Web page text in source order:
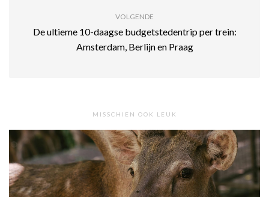
VOLGENDE
De ultieme 10-daagse budgetstedentrip per trein:
Amsterdam, Berlijn en Praag
MISSCHIEN OOK LEUK